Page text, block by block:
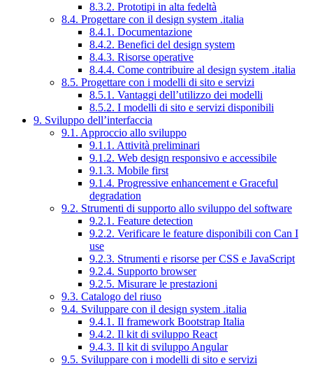
8.3.2. Prototipi in alta fedeltà
8.4. Progettare con il design system .italia
8.4.1. Documentazione
8.4.2. Benefici del design system
8.4.3. Risorse operative
8.4.4. Come contribuire al design system .italia
8.5. Progettare con i modelli di sito e servizi
8.5.1. Vantaggi dell’utilizzo dei modelli
8.5.2. I modelli di sito e servizi disponibili
9. Sviluppo dell’interfaccia
9.1. Approccio allo sviluppo
9.1.1. Attività preliminari
9.1.2. Web design responsivo e accessibile
9.1.3. Mobile first
9.1.4. Progressive enhancement e Graceful
degradation
9.2. Strumenti di supporto allo sviluppo del software
9.2.1. Feature detection
9.2.2. Verificare le feature disponibili con Can I
use
9.2.3. Strumenti e risorse per CSS e JavaScript
9.2.4. Supporto browser
9.2.5. Misurare le prestazioni
9.3. Catalogo del riuso
9.4. Sviluppare con il design system .italia
9.4.1. Il framework Bootstrap Italia
9.4.2. Il kit di sviluppo React
9.4.3. Il kit di sviluppo Angular
9.5. Sviluppare con i modelli di sito e servizi